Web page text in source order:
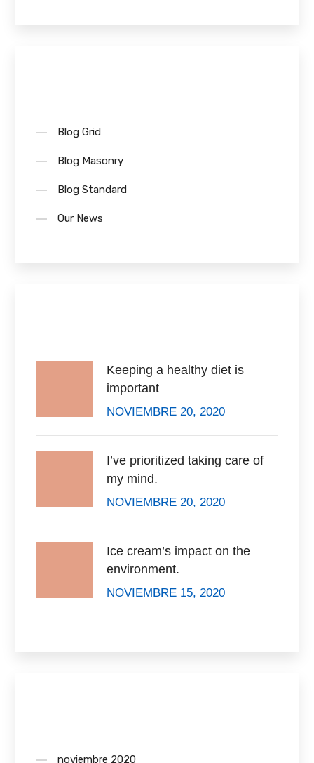
Blog Grid
Blog Masonry
Blog Standard
Our News
Keeping a healthy diet is
important
NOVIEMBRE 20, 2020
I’ve prioritized taking care of
my mind.
NOVIEMBRE 20, 2020
Ice cream’s impact on the
environment.
NOVIEMBRE 15, 2020
noviembre 2020